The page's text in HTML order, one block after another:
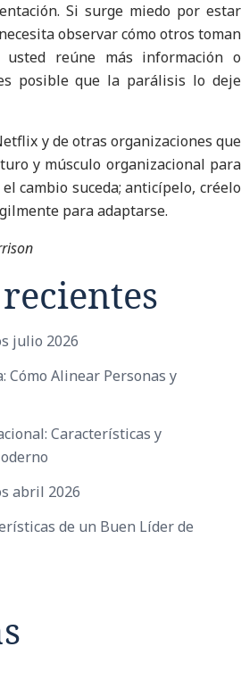
Si surge miedo por estar
observar cómo otros toman
reúne más información o
posible que la parálisis lo deje
y de otras organizaciones que
y músculo organizacional para
cambio suceda; anticípelo, créelo
para adaptarse.
julio 2026
Cómo Alinear Personas y
Características y
abril 2026
de un Buen Líder de